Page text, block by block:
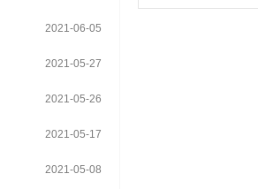
2021-06-05
2021-05-27
2021-05-26
2021-05-17
2021-05-08